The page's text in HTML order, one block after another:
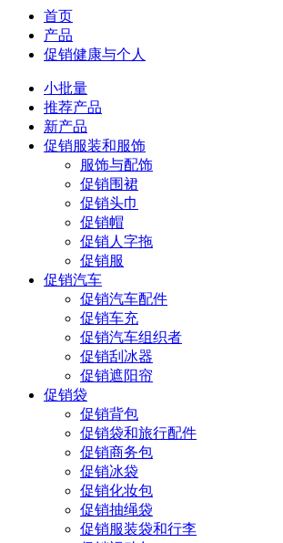
首页
产品
促销健康与个人
小批量
推荐产品
新产品
促销服装和服饰
服饰与配饰
促销围裙
促销头巾
促销帽
促销人字拖
促销服
促销汽车
促销汽车配件
促销车充
促销汽车组织者
促销刮冰器
促销遮阳帘
促销袋
促销背包
促销袋和旅行配件
促销商务包
促销冰袋
促销化妆包
促销抽绳袋
促销服装袋和行李